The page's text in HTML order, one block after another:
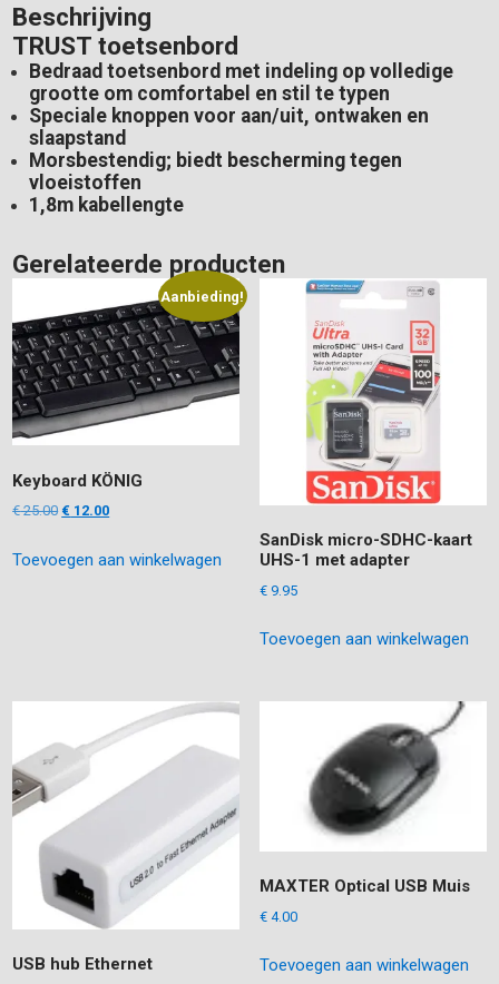
Beschrijving
TRUST toetsenbord
Bedraad toetsenbord met indeling op volledige
grootte om comfortabel en stil te typen
Speciale knoppen voor aan/uit, ontwaken en
slaapstand
Morsbestendig; biedt bescherming tegen
vloeistoffen
1,8m kabellengte
Gerelateerde producten
Aanbieding!
Keyboard KÖNIG
€25.00 Oorspronkelijke
was:
€ 12.00Huidige
is:
Toevoegen aan winkelwagen
SanDisk micro-SDHC-kaart
UHS-1 met adapter
€9.95
Toevoegen aan winkelwagen
USB hub Ethernet
MAXTER Optical USB Muis
€4.00
Toevoegen aan winkelwagen